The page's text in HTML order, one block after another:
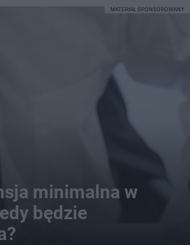
minimalna w
będzie
MATERIAŁ SPONSOROWANY